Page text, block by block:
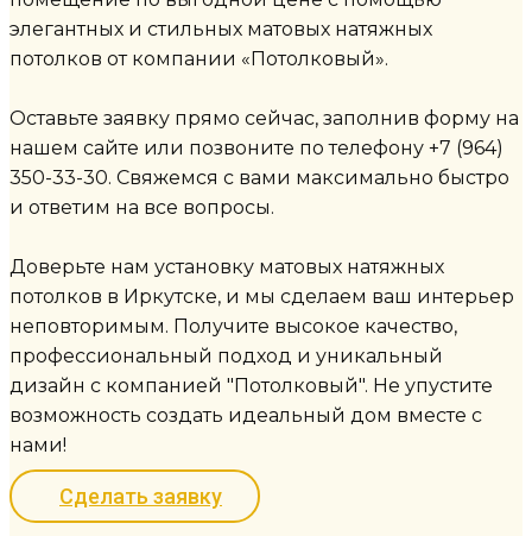
элегантных и стильных матовых натяжных
потолков от компании «Потолковый».
Оставьте заявку прямо сейчас, заполнив форму на
нашем сайте или позвоните по телефону +7 (964)
350-33-30. Свяжемся с вами максимально быстро
и ответим на все вопросы.
Доверьте нам установку матовых натяжных
потолков в Иркутске, и мы сделаем ваш интерьер
неповторимым. Получите высокое качество,
профессиональный подход и уникальный
дизайн с компанией "Потолковый". Не упустите
возможность создать идеальный дом вместе с
нами!
Сделать заявку